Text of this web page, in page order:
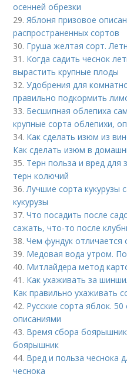
осенней обрезки
29.Яблоня призовое
распространенных сортов
30. Груша желтая сорт.
31. Когда садить чеснок
вырастить крупные плоды
32.Удобрения для
правильно подкормить
33. Бесшипная облепиха
крупные сорта облепихи,
34. Как сделать изюм из
Как сделать изюм в
35. Терн польза и вред для
терн колючий
36.Лучшие сорта кукурузы
кукурузы
37.Что посадить после
сажать, что-то после
38.Чем фундук
39. Медовая вода утром.
40. Митлайдера метод
41. Как ухаживать за
Как правильно ухаживать
42. Русские сорта яблок.
описаниями
43. Время сбора
боярышник
44. Вред и польза чеснока
чеснока